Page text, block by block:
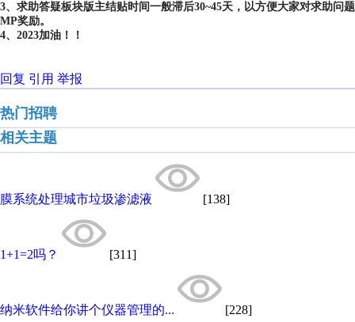
3、求助答疑板块版主结贴时间一般滞后30~45天，以方便大家对求助
MP奖励。
4、2023加油！！
回复 引用 举报
热门招聘
相关主题
膜系统处理城市垃圾渗滤液 [138]
1+1=2吗？ [311]
纳米软件给你讲个仪器管理的... [228]